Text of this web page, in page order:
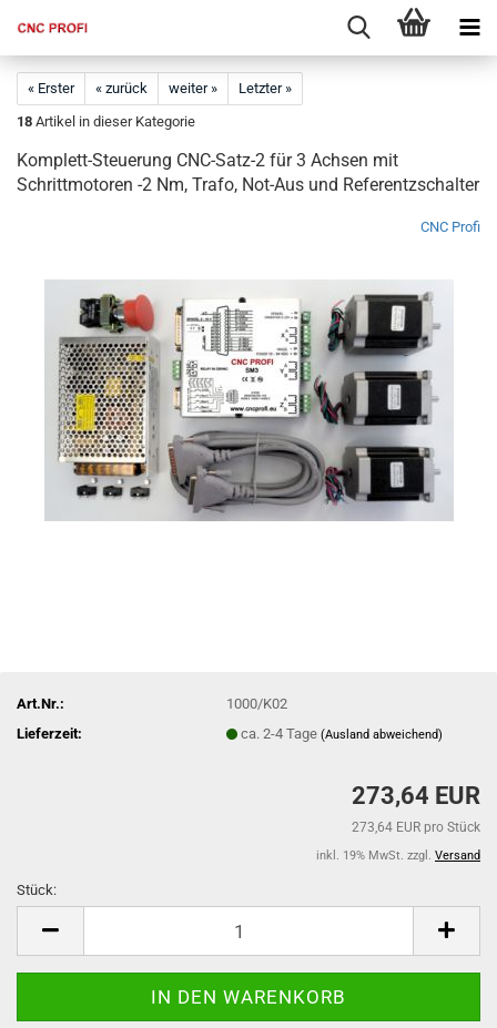
« Erster « zurück weiter »
Letzter »
18 Artikel in dieser Kategorie
Komplett-Steuerung CNC-Satz-2 für 3 Achsen mit
Schrittmotoren -2 Nm, Trafo, Not-Aus und Referentzschalter
CNC Profi
Art.Nr.:
1000/K02
Lieferzeit:
ca. 2-4 Tage(Ausland abweichend)
273,64 EUR
273,64 EUR pro Stück
inkl. 19% MwSt. zzgl. Versand
Stück: